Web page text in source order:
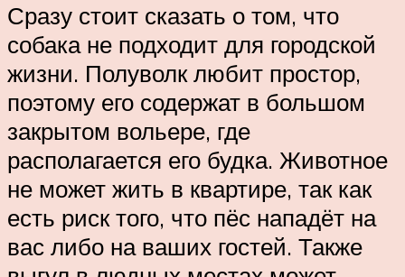
Сразу стоит сказать о том, что
собака не подходит для городской
жизни. Полуволк любит простор,
поэтому его содержат в большом
закрытом вольере, где
располагается его будка. Животное
не может жить в квартире, так как
есть риск того, что пёс нападёт на
вас либо на ваших гостей. Также